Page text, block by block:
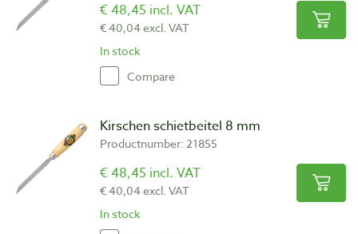
€ 48,45 incl. VAT
€ 40,04 excl. VAT
In stock
Compare
Kirschen schietbeitel 8 mm
Productnumber: 21855
€ 48,45 incl. VAT
€ 40,04 excl. VAT
In stock